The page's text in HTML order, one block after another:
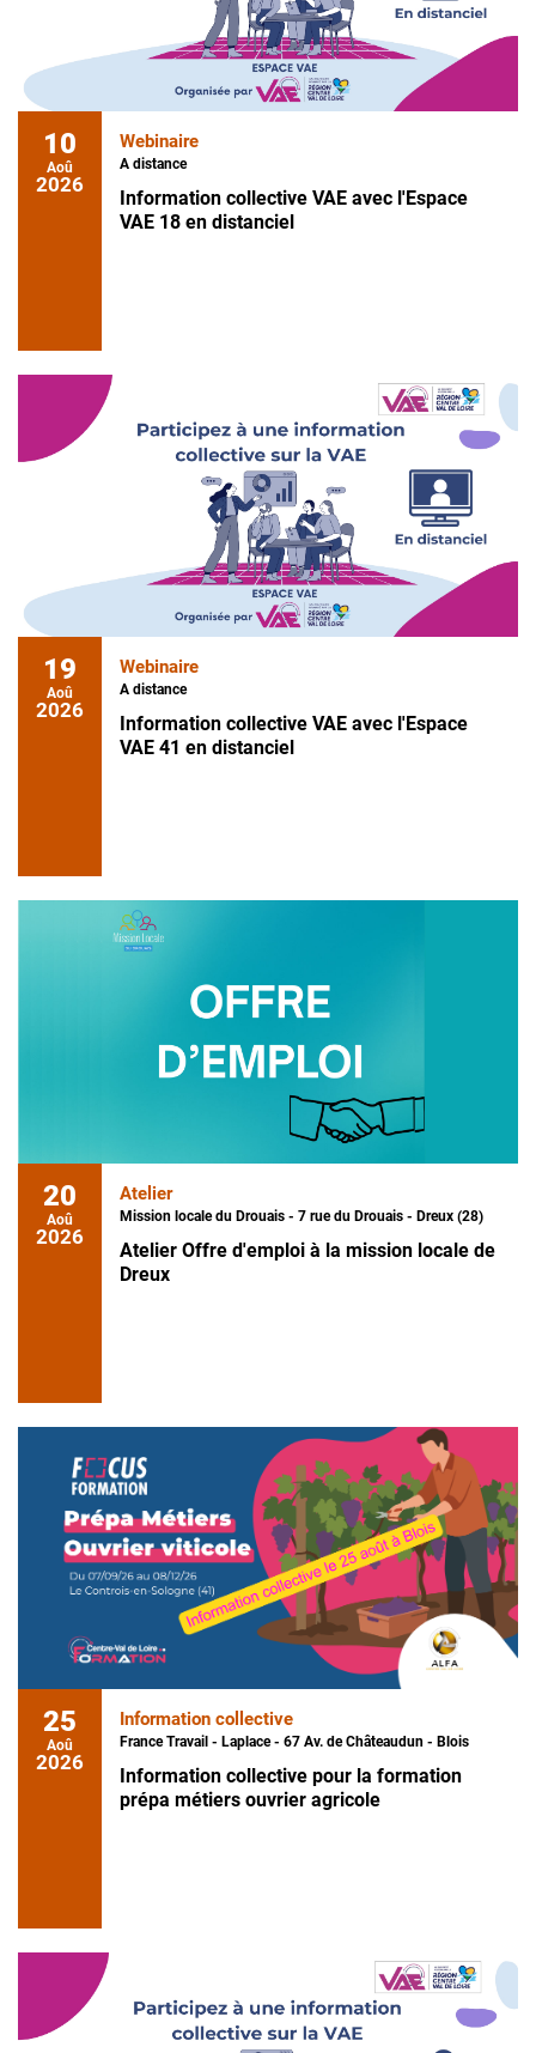
10
Aoû
2026
Webinaire
A distance
Information collective VAE avec l'Espace
VAE 18 en distanciel
19
Aoû
2026
Webinaire
A distance
Information collective VAE avec l'Espace
VAE 41 en distanciel
20
Aoû
2026
Atelier
Mission locale du Drouais - 7 rue du Drouais - Dreux (28)
Atelier Offre d'emploi à la mission locale de
Dreux
25
Aoû
2026
Information collective
France Travail - Laplace - 67 Av. de Châteaudun - Blois
Information collective pour la formation
prépa métiers ouvrier agricole